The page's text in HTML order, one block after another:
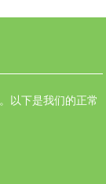
以下是我们的正常